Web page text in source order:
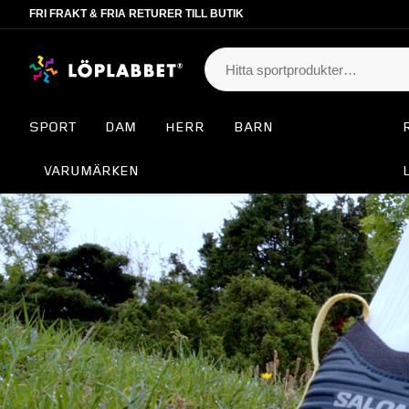
FRI FRAKT & FRIA RETURER TILL BUTIK
SPORT DAM HERR BARN
VARUMÄRKEN